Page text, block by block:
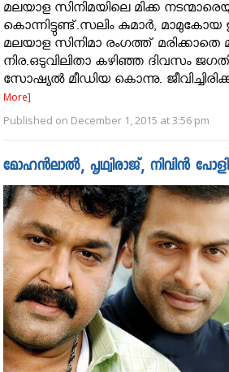
മലയാള സിനിമയിലെ മിക്ക
കൊന്നിട്ടുണ്ട്.സലിം കുമാര്‍,
മലയാള സിനിമാ രംഗത്ത് മരിക്കാതെ
നിര.ഒടുവിലിതാ കഴിഞ്ഞ ദിവസം
സോഷ്യല്‍ മീഡിയ കൊന്നു.
More]
Published on December 1, 2015 at 3:56 pm
മോഹന്‍ലാല്‍, പൃഥ്വിരാജ്, നിവിന്‍ പോളി